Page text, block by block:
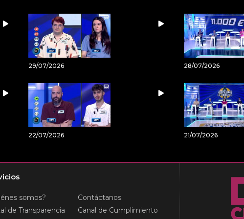
29/07/2026 28/07/2026
22/07/2026 21/07/2026
somos?
de Transparencia
Contáctanos
Canal de Cumplimiento